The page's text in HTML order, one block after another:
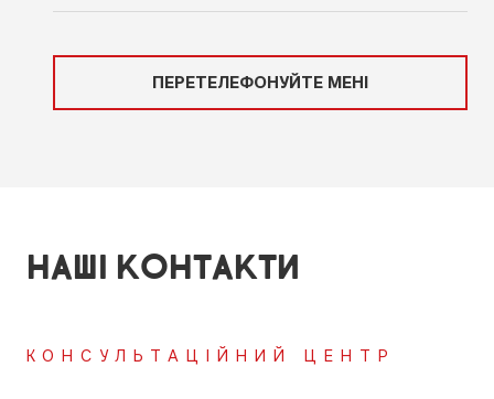
ПЕРЕТЕЛЕФОНУЙТЕ МЕНІ
НАШІ КОНТАКТИ
КОНСУЛЬТАЦІЙНИЙ ЦЕНТР